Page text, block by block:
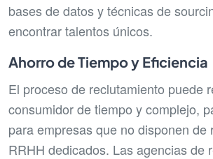
bases de datos y técnicas de
encontrar talentos únicos.
Ahorro de Tiempo y Eficiencia
El proceso de reclutamiento puede
consumidor de tiempo y complejo,
para empresas que no disponen de
RRHH dedicados. Las agencias de